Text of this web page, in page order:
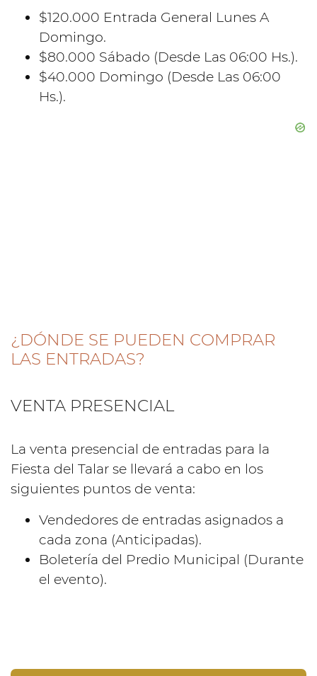
$120.000 Entrada General Lunes A
Domingo.
$80.000 Sábado (Desde Las 06:00 Hs.).
$40.000 Domingo (Desde Las 06:00
Hs.).
¿DÓNDE SE PUEDEN COMPRAR
LAS ENTRADAS?
VENTA PRESENCIAL
La venta presencial de entradas para la
Fiesta del Talar se llevará a cabo en los
siguientes puntos de venta:
Vendedores de entradas asignados a
cada zona (Anticipadas).
Boletería del Predio Municipal (Durante
el evento).